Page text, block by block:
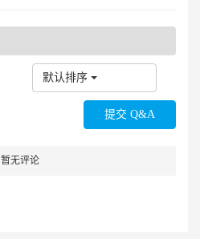
默认排序
暂无评论